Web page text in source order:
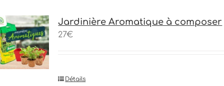
Jardinière Aromatique à composer
27€
Détails